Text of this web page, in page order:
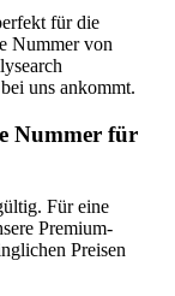
für die
Nummer von
uns ankommt.
Nummer für
Für eine
Premium-
Preisen